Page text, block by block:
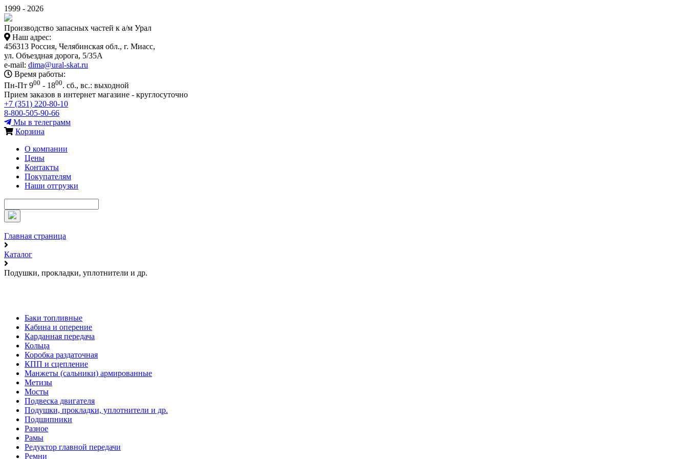
1999 - 2026
Производство запасных частей к а/м Урал
Наш адрес:
456313 Россия, Челябинская обл., г. Миасс,
ул. Объездная дорога, 5/35А
e-mail: dima@ural-skat.ru
Время работы:
Пн-Пт 900 - 1800. сб., вс.: выходной
Прием заказов в интернет магазине - круглосуточно
+7 (351) 220-80-10
8-800-505-90-66
Мы в телеграмм
Корзина
О компании
Цены
Контакты
Покупателям
Наши отгрузки
Главная страница
Каталог
Подушки, прокладки, уплотнители и др.
Баки топливные
Кабина и оперение
Карданная передача
Кольца
Коробка раздаточная
КПП и сцепление
Манжеты (сальники) армированные
Метизы
Мосты
Подвеска двигателя
Подушки, прокладки, уплотнители и др.
Подшипники
Разное
Рамы
Редуктор главной передачи
Ремни